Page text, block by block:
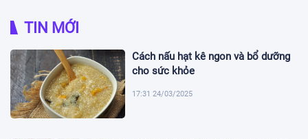
TIN MỚI
Cách nấu hạt kê ngon và bổ dưỡng
cho sức khỏe
17:31 24/03/2025